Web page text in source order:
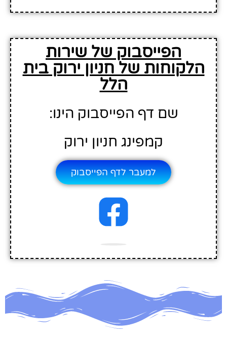
הפייסבוק של שירות
הלקוחות של חניון ירוק בית
הלל
שם דף הפייסבוק הינו:
קמפינג חניון ירוק
למעבר לדף הפייסבוק